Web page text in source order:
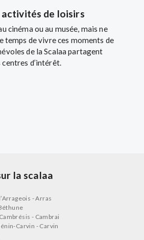
de loisirs
cinéma ou au musée, mais ne
temps de vivre ces moments de
de la Scalaa partagent
d’intérêt.
la scalaa
- Arras
- Cambrai
Carvin - Carvin